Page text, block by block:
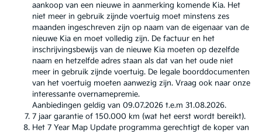
aankoop van een nieuwe in aanmerking komende Kia. Het
niet meer in gebruik zijnde voertuig moet minstens zes
maanden ingeschreven zijn op naam van de eigenaar van de
nieuwe Kia en moet volledig zijn. De factuur en het
inschrijvingsbewijs van de nieuwe Kia moeten op dezelfde
naam en hetzelfde adres staan als dat van het oude niet
meer in gebruik zijnde voertuig. De legale boorddocumenten
van het voertuig moeten aanwezig zijn. Vraag ook naar onze
interessante overnamepremie.
Aanbiedingen geldig van 09.07.2026 t.e.m 31.08.2026.
7 jaar garantie of 150.000 km (wat het eerst wordt bereikt).
Het 7 Year Map Update programma gerechtigt de koper van